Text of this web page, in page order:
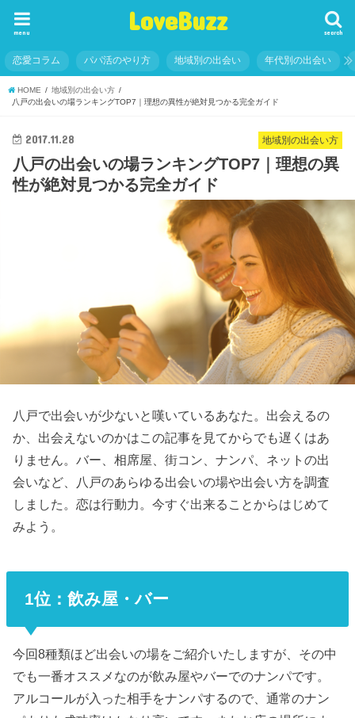
LoveBuzz search
menu
恋愛コラム パパ活のやり方 地域別の出会い 年代別の出会い
HOME
地域別の出会い方
八戸の出会いの場ランキングTOP7｜理想の異性が絶対見つかる完全ガイド
地域別の出会い方
2017.11.28
八戸の出会いの場ランキングTOP7｜理想の異
性が絶対見つかる完全ガイド
八戸で出会いが少ないと嘆いているあなた。出会えるの
か、出会えないのかはこの記事を見てからでも遅くはあ
りません。バー、相席屋、街コン、ナンパ、ネットの出
会いなど、八戸のあらゆる出会いの場や出会い方を調査
しました。恋は行動力。今すぐ出来ることからはじめて
みよう。
1位：飲み屋・バー
今回8種類ほど出会いの場をご紹介いたしますが、その中
でも一番オススメなのが飲み屋やバーでのナンパです。
アルコールが入った相手をナンパするので、通常のナン